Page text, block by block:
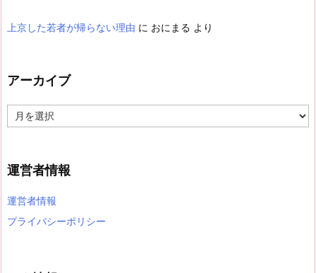
上京した若者が帰らない理由 に おにまる より
アーカイブ
ー
ブ
運営者情報
運営者情報
プライバシーポリシー